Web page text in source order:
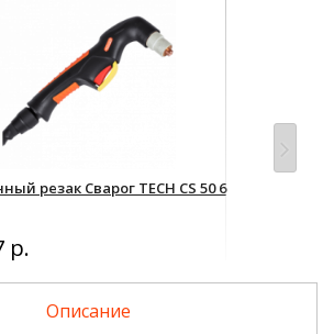
резак Сварог TECH CS 50 6
р.
Описание